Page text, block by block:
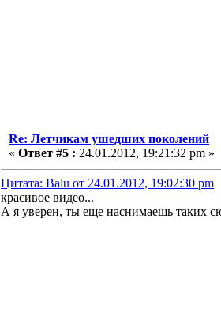
Re: Летчикам ушедших поколений
« Ответ #5 : 24.01.2012, 19:21:32 pm »
Цитата: Balu от 24.01.2012, 19:02:30 pm
красивое видео...
А я уверен, ты еще наснимаешь таких